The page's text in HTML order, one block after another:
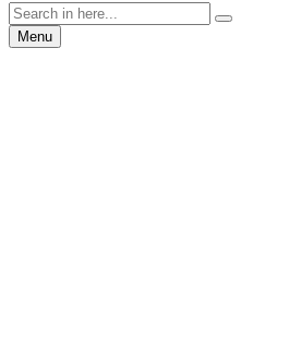
Search
for:Menu Skip
to